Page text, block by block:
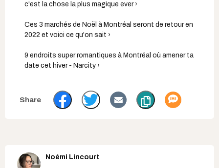
c'est la chose la plus magique ever ›
Ces 3 marchés de Noël à Montréal seront de retour en
2022 et voici ce qu'on sait ›
9 endroits super romantiques à Montréal où amener ta
date cet hiver - Narcity ›
Noémi Lincourt